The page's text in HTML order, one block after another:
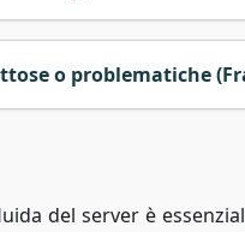
o problematiche
del server è